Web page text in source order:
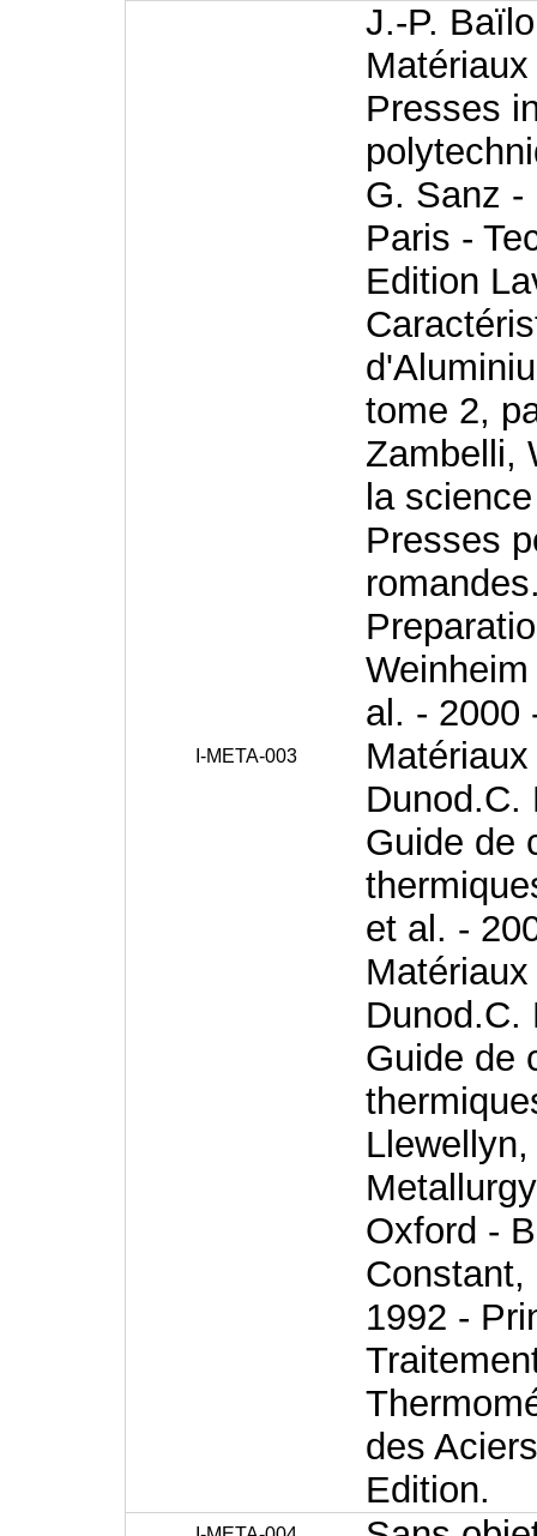
I-META-003
J.-P.
Presses
G. Sanz -
Paris -
Edition
tome 2,
Zambelli,
la
Presses
al. - 2000
Dunod.C.
Guide de
et al. -
Dunod.C.
Guide de
Oxford -
Constant,
1992 -
des
Edition.